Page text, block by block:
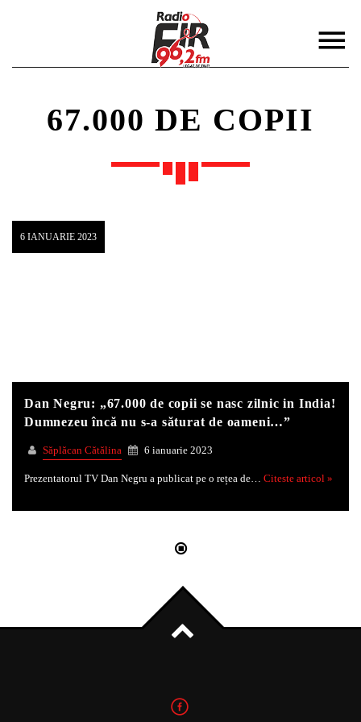
CAUTA IN SITE:
DISTRIBUIE PAGINA PE:
Whatsapp
67.000 DE COPII
6 IANUARIE 2023
Dan Negru: „67.000 de copii se nasc zilnic in India!
Dumnezeu încă nu s-a săturat de oameni…”
Săplăcan Cătălina 6 ianuarie 2023
Prezentatorul TV Dan Negru a publicat pe o rețea de… Citeste articol »